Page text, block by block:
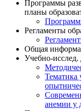
Программы
планы
Регламенты
Общая
Учебно-исслед.
Тематика
анемии у